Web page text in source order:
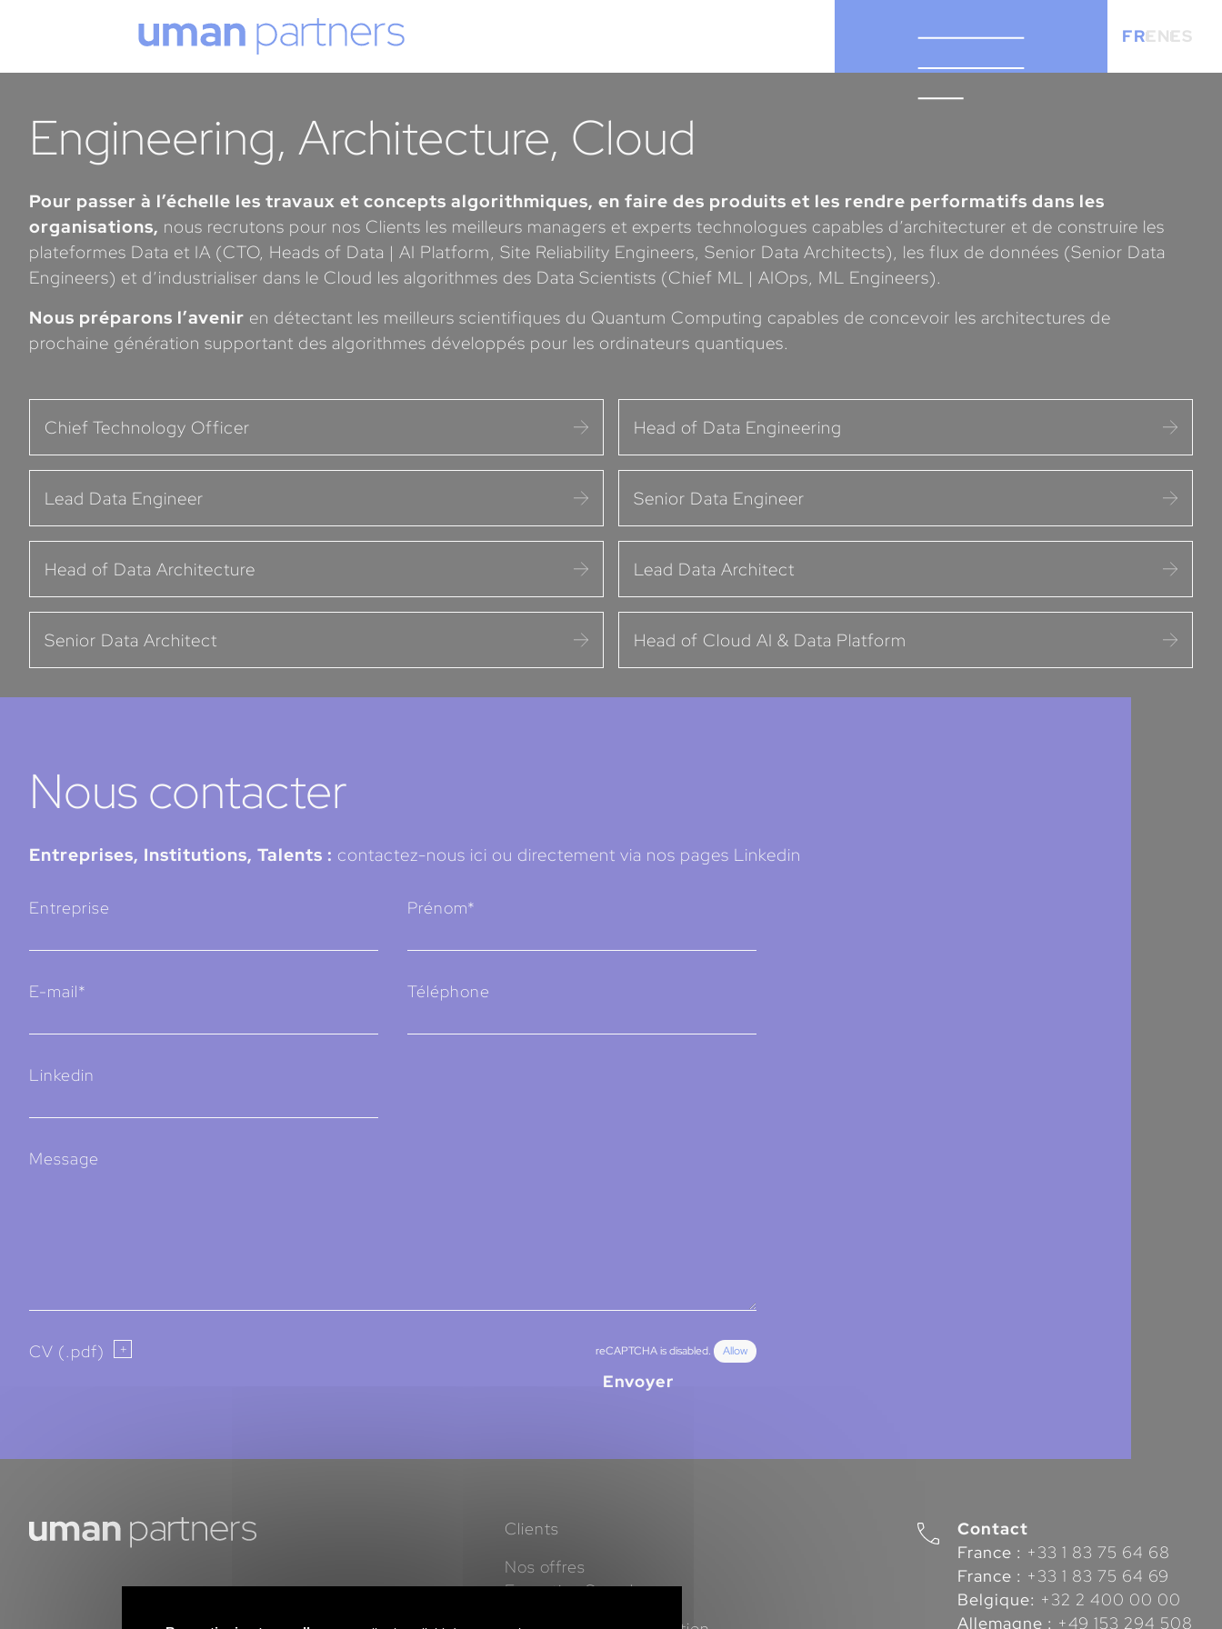
FRENES
Engineering, Architecture, Cloud
Pour passer à l’échelle les travaux et concepts algorithmiques, en faire des produits et les rendre performatifs dans les
organisations, nous recrutons pour nos Clients les meilleurs managers et experts technologues capables d’architecturer et de construire les
plateformes Data et IA (CTO, Heads of Data | AI Platform, Site Reliability Engineers, Senior Data Architects), les flux de données (Senior Data
Engineers) et d’industrialiser dans le Cloud les algorithmes des Data Scientists (Chief ML | AIOps, ML Engineers).
Nous préparons l’avenir en détectant les meilleurs scientifiques du Quantum Computing capables de concevoir les architectures de
prochaine génération supportant des algorithmes développés pour les ordinateurs quantiques.
Chief Technology Officer Head of Data Engineering
Lead Data Engineer Senior Data Engineer
Head of Data Architecture Lead Data Architect
Senior Data Architect Head of Cloud AI & Data Platform
Nous contacter
Entreprises, Institutions, Talents : contactez-nous ici ou directement via nos pages Linkedin
Entreprise Prénom*
E-mail* Téléphone
Linkedin
Message
CV (.pdf) reCAPTCHA is disabled. Allow
Envoyer
Clients
Nos offres
Executive Search
Contact
France : +33 1 83 75 64 68
France : +33 1 83 75 64 69
Belgique: +32 2 400 00 00
Allemagne : +49 153 294 508